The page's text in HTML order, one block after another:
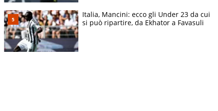
Italia, Mancini: ecco gli Under 23 da cui
si può ripartire, da Ekhator a Favasuli